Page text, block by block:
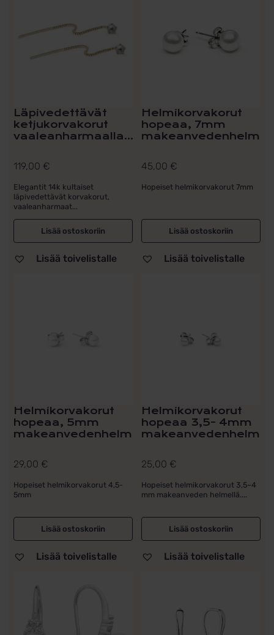
Läpivedettävät
ketjukorvakorut
vaaleanharmaalla...
119,00 €
Elegantit 14k kultaiset
läpivedettävät korvakorut,
vaaleanharmaat...
Lisää ostoskoriin
Lisää toivelistalle
Helmikorvakorut
hopeaa, 7mm
makeanvedenhelmi
45,00 €
Hopeiset helmikorvakorut 7mm
Lisää ostoskoriin
Lisää toivelistalle
Helmikorvakorut
hopeaa, 5mm
makeanvedenhelmi
29,00 €
Hopeiset helmikorvakorut 4,5-
5mm
Lisää ostoskoriin
Lisää toivelistalle
Helmikorvakorut
hopeaa 3,5- 4mm
makeanvedenhelmi
25,00 €
Hopeiset helmikorvakorut 3,5–4
mm makeanveden helmellä....
Lisää ostoskoriin
Lisää toivelistalle